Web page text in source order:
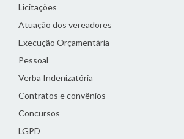
Licitações
Atuação dos vereadores
Execução Orçamentária
Pessoal
Verba Indenizatória
Contratos e convênios
Concursos
LGPD